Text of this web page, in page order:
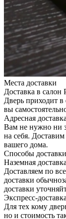
Места доставки
Доставка в салон
Дверь приходит в
вы
Адресная доставка
Вам не нужно ни
на себя.
вашего дома.
Способы доставки
Наземная доставка
Доставляем по
доставки
доставки
Экспресс-
Для тех кому
но и стоимость